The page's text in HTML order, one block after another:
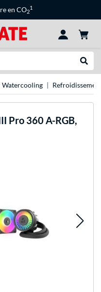
en CO2
1
Watercooling
Pro 360 A-RGB,